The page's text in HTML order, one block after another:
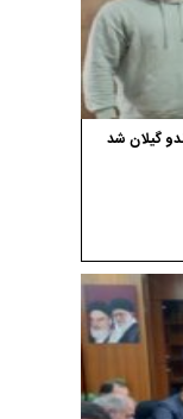
گیلان شد